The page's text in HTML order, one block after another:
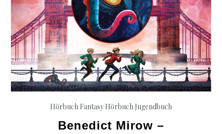
Hörbuch Fantasy Hörbuch Jugendbuch
Benedict Mirow –